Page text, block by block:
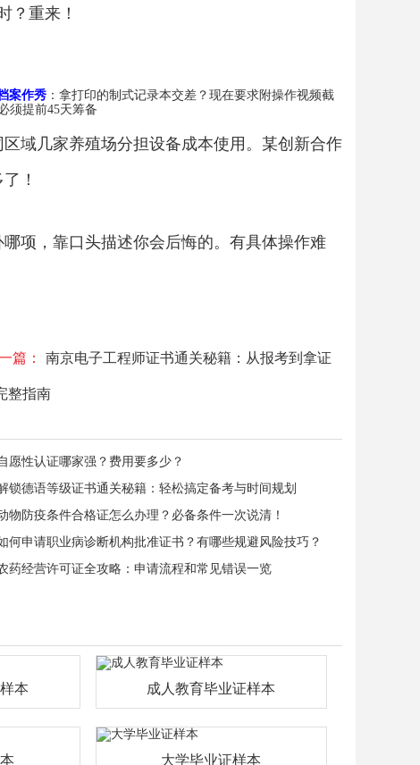
？重来！
案作秀 ：拿打印的制式记录本交差？现在要求附操作视频截
须提前45天筹备
域几家养殖场分担设备成本使用。某创新合作
！
项，靠口头描述你会后悔的。有具体操作难
篇： 南京电子工程师证书通关秘籍：从报考到拿证
整指南
愿性认证哪家强？费用要多少？
锁德语等级证书通关秘籍：轻松搞定备考与时间规划
物防疫条件合格证怎么办理？必备条件一次说清！
何申请职业病诊断机构批准证书？有哪些规避风险技巧？
药经营许可证全攻略：申请流程和常见错误一览
本 成人教育毕业证样本
大学毕业证样本